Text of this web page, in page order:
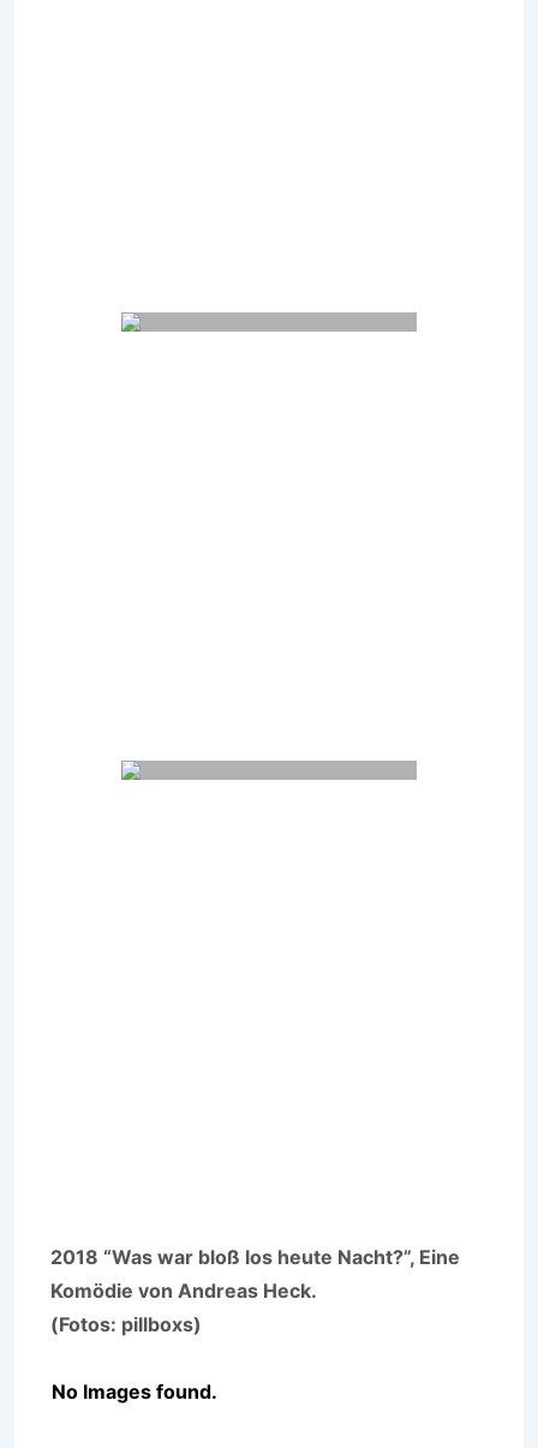
2018 “Was war bloß los heute Nacht?”, Eine
Komödie von Andreas Heck.
(Fotos: pillboxs)
No Images found.